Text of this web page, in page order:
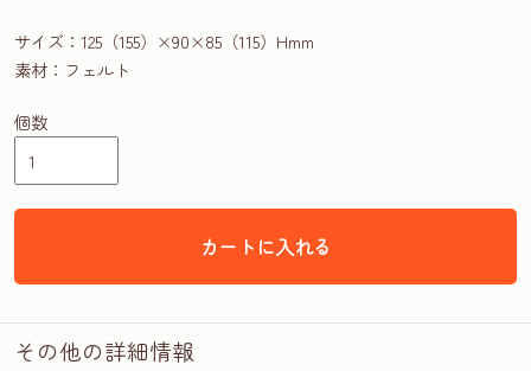
サイズ：125（155）×90×85（115）Hmm
素材：フェルト
個数
カートに入れる
その他の詳細情報